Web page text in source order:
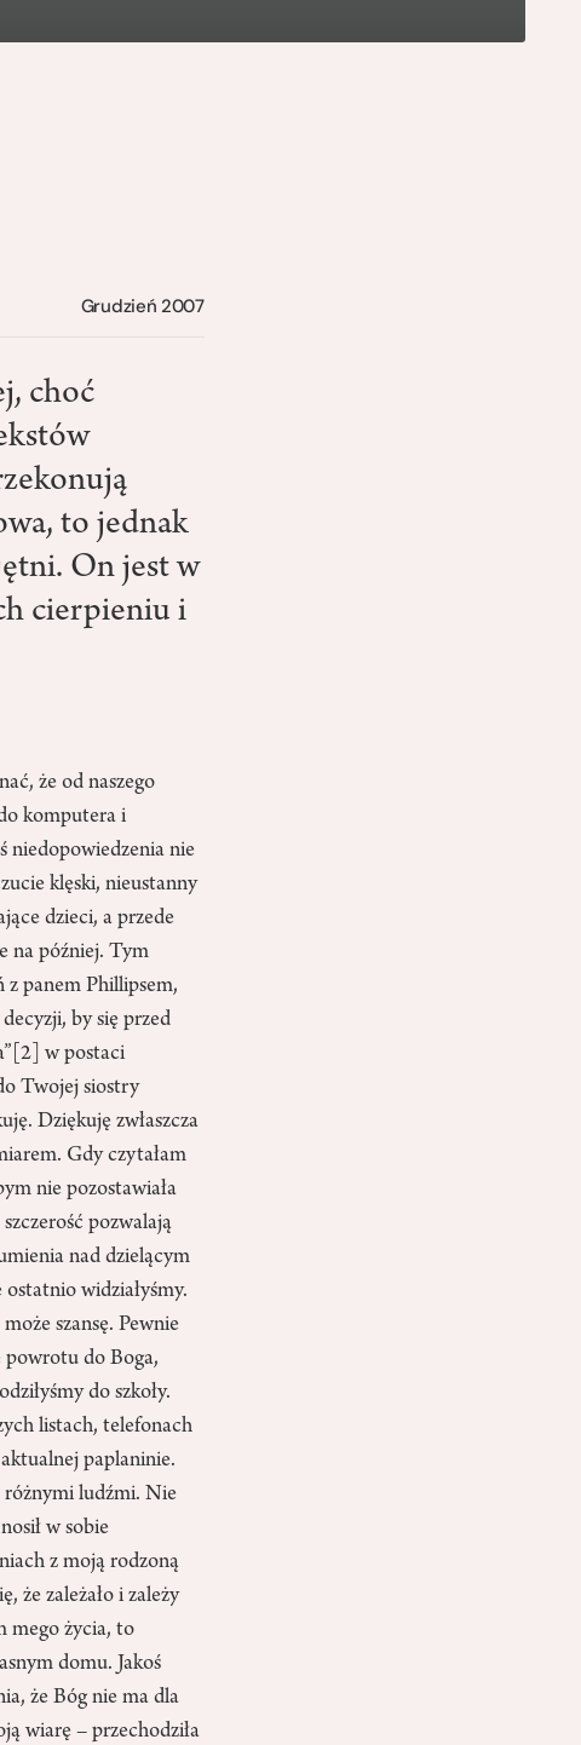
Grudzień 2007
choć
to jednak
On jest w
cierpieniu i
że od naszego
komputera i
niedopowiedzenia nie
klęski, nieustanny
dzieci, a przede
na później. Tym
z panem Phillipsem,
by się przed
[2] w postaci
Twojej siostry
Dziękuję zwłaszcza
Gdy czytałam
nie pozostawiała
pozwalają
nad dzielącym
widziałyśmy.
szansę. Pewnie
powrotu do Boga,
do szkoły.
listach, telefonach
paplaninie.
różnymi ludźmi. Nie
w sobie
z moją rodzoną
że zależało i zależy
mego życia, to
domu. Jakoś
że Bóg nie ma dla
wiarę – przechodziła